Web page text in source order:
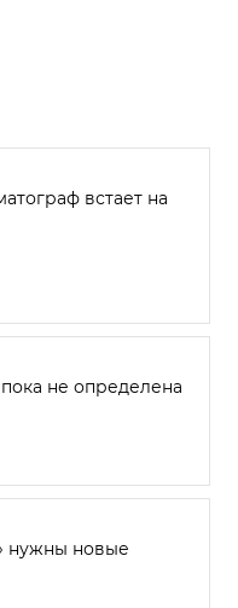
встает на
не определена
нужны новые